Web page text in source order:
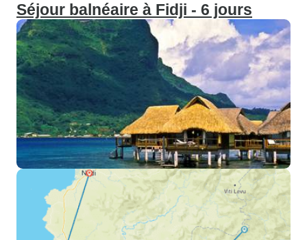
Séjour balnéaire à Fidji - 6 jours